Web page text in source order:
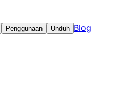
Penggunaan Unduh Blog